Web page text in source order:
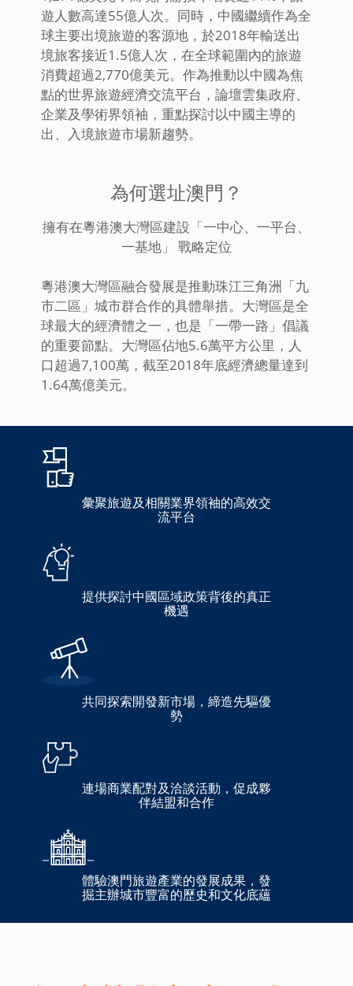
遊人數高達55億人次。同時，中國繼續作為全
球主要出境旅遊的客源地，於2018年輸送出
境旅客接近1.5億人次，在全球範圍內的旅遊
消費超過2,770億美元。作為推動以中國為焦
點的世界旅遊經濟交流平台，論壇雲集政府、
企業及學術界領袖，重點探討以中國主導的
出、入境旅遊市場新趨勢。
為何選址澳門？
擁有在粵港澳大灣區建設「一中心、一平台、
一基地」 戰略定位
粵港澳大灣區融合發展是推動珠江三角洲「九
市二區」城市群合作的具體舉措。大灣區是全
球最大的經濟體之一，也是「一帶一路」倡議
的重要節點。大灣區佔地5.6萬平方公里，人
口超過7,100萬，截至2018年底經濟總量達到
1.64萬億美元。
彙聚旅遊及相關業界領袖的高效交
流平台
提供探討中國區域政策背後的真正
機遇
共同探索開發新市場，締造先驅優
勢
連場商業配對及洽談活動，促成夥
伴結盟和合作
體驗澳門旅遊產業的發展成果，發
掘主辦城市豐富的歷史和文化底蘊